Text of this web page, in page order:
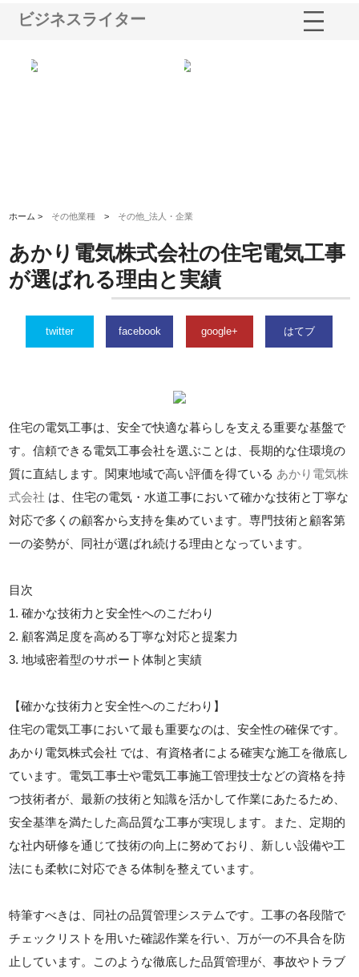
ビジネスライター
ホーム > その他業種 > その他_法人・企業
あかり電気株式会社の住宅電気工事
が選ばれる理由と実績
twitter facebook google+ はてブ
住宅の電気工事は、安全で快適な暮らしを支える重要な基盤で
す。信頼できる電気工事会社を選ぶことは、長期的な住環境の
質に直結します。関東地域で高い評価を得ている あかり電気株
式会社 は、住宅の電気・水道工事において確かな技術と丁寧な
対応で多くの顧客から支持を集めています。専門技術と顧客第
一の姿勢が、同社が選ばれ続ける理由となっています。
目次
1. 確かな技術力と安全性へのこだわり
2. 顧客満足度を高める丁寧な対応と提案力
3. 地域密着型のサポート体制と実績
【確かな技術力と安全性へのこだわり】
住宅の電気工事において最も重要なのは、安全性の確保です。
あかり電気株式会社 では、有資格者による確実な施工を徹底し
ています。電気工事士や電気工事施工管理技士などの資格を持
つ技術者が、最新の技術と知識を活かして作業にあたるため、
安全基準を満たした高品質な工事が実現します。また、定期的
な社内研修を通じて技術の向上に努めており、新しい設備や工
法にも柔軟に対応できる体制を整えています。
特筆すべきは、同社の品質管理システムです。工事の各段階で
チェックリストを用いた確認作業を行い、万が一の不具合を防
止しています。このような徹底した品質管理が、事故やトラブ